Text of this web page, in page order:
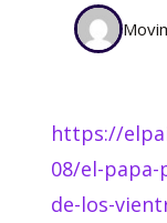
https://
08/el-
de-los-